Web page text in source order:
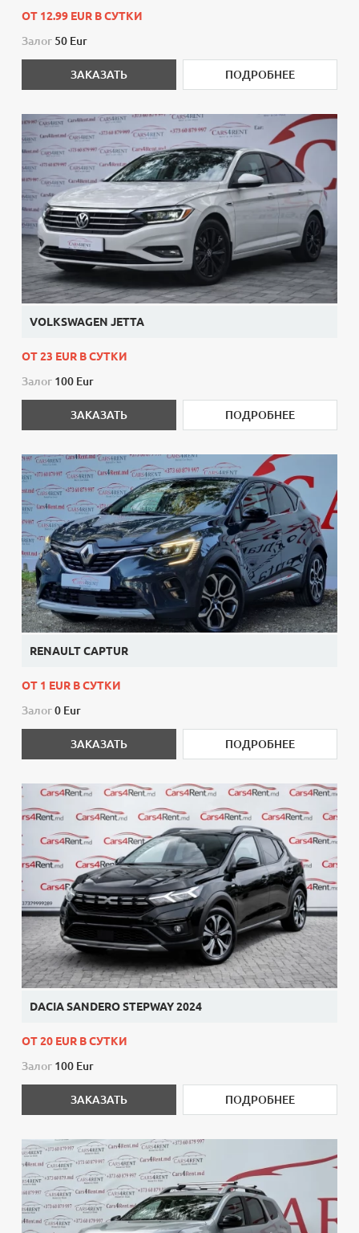
ОТ 12.99 EUR В СУТКИ
Залог 50 Eur
ЗАКАЗАТЬ ПОДРОБНЕЕ
VOLKSWAGEN JETTA
ОТ 23 EUR В СУТКИ
Залог 100 Eur
ЗАКАЗАТЬ ПОДРОБНЕЕ
RENAULT CAPTUR
ОТ 1 EUR В СУТКИ
Залог 0 Eur
ЗАКАЗАТЬ ПОДРОБНЕЕ
DACIA SANDERO STEPWAY 2024
ОТ 20 EUR В СУТКИ
Залог 100 Eur
ЗАКАЗАТЬ ПОДРОБНЕЕ